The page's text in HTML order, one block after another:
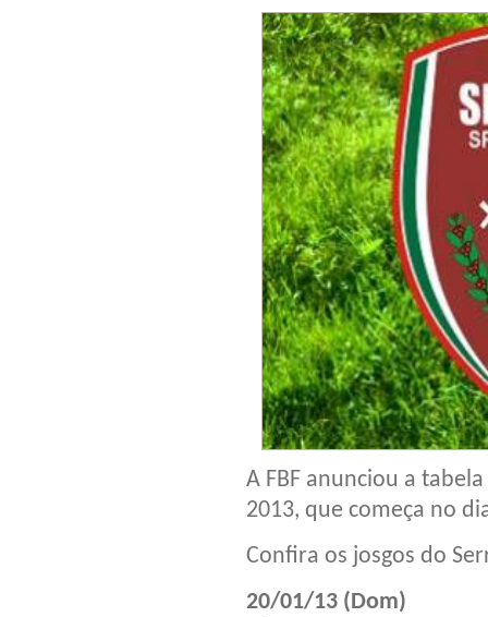
A FBF anunciou a
2013, que começa no
Confira os josgos do
20/01/13 (Dom)